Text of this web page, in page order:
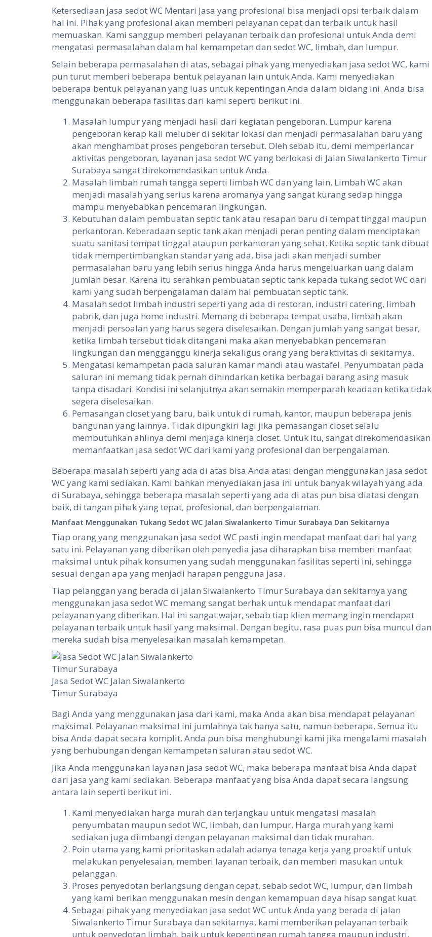
Ketersediaan jasa sedot WC Mentari Jasa yang profesional bisa menjadi opsi terbaik dalam
hal ini. Pihak yang profesional akan memberi pelayanan cepat dan terbaik untuk hasil
memuaskan. Kami sanggup memberi pelayanan terbaik dan profesional untuk Anda demi
mengatasi permasalahan dalam hal kemampetan dan sedot WC, limbah, dan lumpur.
Selain beberapa permasalahan di atas, sebagai pihak yang menyediakan jasa sedot WC, kami
pun turut memberi beberapa bentuk pelayanan lain untuk Anda. Kami menyediakan
beberapa bentuk pelayanan yang luas untuk kepentingan Anda dalam bidang ini. Anda bisa
menggunakan beberapa fasilitas dari kami seperti berikut ini.
Masalah lumpur yang menjadi hasil dari kegiatan pengeboran. Lumpur karena
pengeboran kerap kali meluber di sekitar lokasi dan menjadi permasalahan baru yang
akan menghambat proses pengeboran tersebut. Oleh sebab itu, demi memperlancar
aktivitas pengeboran, layanan jasa sedot WC yang berlokasi di Jalan Siwalankerto Timur
Surabaya sangat direkomendasikan untuk Anda.
Masalah limbah rumah tangga seperti limbah WC dan yang lain. Limbah WC akan
menjadi masalah yang serius karena aromanya yang sangat kurang sedap hingga
mampu menyebabkan pencemaran lingkungan.
Kebutuhan dalam pembuatan septic tank atau resapan baru di tempat tinggal maupun
perkantoran. Keberadaan septic tank akan menjadi peran penting dalam menciptakan
suatu sanitasi tempat tinggal ataupun perkantoran yang sehat. Ketika septic tank dibuat
tidak mempertimbangkan standar yang ada, bisa jadi akan menjadi sumber
permasalahan baru yang lebih serius hingga Anda harus mengeluarkan uang dalam
jumlah besar. Karena itu serahkan pembuatan septic tank kepada tukang sedot WC dari
kami yang sudah berpengalaman dalam hal pembuatan septic tank.
Masalah sedot limbah industri seperti yang ada di restoran, industri catering, limbah
pabrik, dan juga home industri. Memang di beberapa tempat usaha, limbah akan
menjadi persoalan yang harus segera diselesaikan. Dengan jumlah yang sangat besar,
ketika limbah tersebut tidak ditangani maka akan menyebabkan pencemaran
lingkungan dan mengganggu kinerja sekaligus orang yang beraktivitas di sekitarnya.
Mengatasi kemampetan pada saluran kamar mandi atau wastafel. Penyumbatan pada
saluran ini memang tidak pernah dihindarkan ketika berbagai barang asing masuk
tanpa disadari. Kondisi ini selanjutnya akan semakin memperparah keadaan ketika tidak
segera diselesaikan.
Pemasangan closet yang baru, baik untuk di rumah, kantor, maupun beberapa jenis
bangunan yang lainnya. Tidak dipungkiri lagi jika pemasangan closet selalu
membutuhkan ahlinya demi menjaga kinerja closet. Untuk itu, sangat direkomendasikan
memanfaatkan jasa sedot WC dari kami yang profesional dan berpengalaman.
Beberapa masalah seperti yang ada di atas bisa Anda atasi dengan menggunakan jasa sedot
WC yang kami sediakan. Kami bahkan menyediakan jasa ini untuk banyak wilayah yang ada
di Surabaya, sehingga beberapa masalah seperti yang ada di atas pun bisa diatasi dengan
baik, di tangan pihak yang tepat, profesional, dan berpengalaman.
Manfaat Menggunakan Tukang Sedot WC Jalan Siwalankerto Timur Surabaya Dan Sekitarnya
Tiap orang yang menggunakan jasa sedot WC pasti ingin mendapat manfaat dari hal yang
satu ini. Pelayanan yang diberikan oleh penyedia jasa diharapkan bisa memberi manfaat
maksimal untuk pihak konsumen yang sudah menggunakan fasilitas seperti ini, sehingga
sesuai dengan apa yang menjadi harapan pengguna jasa.
Tiap pelanggan yang berada di jalan Siwalankerto Timur Surabaya dan sekitarnya yang
menggunakan jasa sedot WC memang sangat berhak untuk mendapat manfaat dari
pelayanan yang diberikan. Hal ini sangat wajar, sebab tiap klien memang ingin mendapat
pelayanan terbaik untuk hasil yang maksimal. Dengan begitu, rasa puas pun bisa muncul dan
mereka sudah bisa menyelesaikan masalah kemampetan.
Jasa Sedot WC Jalan Siwalankerto
Timur Surabaya
Bagi Anda yang menggunakan jasa dari kami, maka Anda akan bisa mendapat pelayanan
maksimal. Pelayanan maksimal ini jumlahnya tak hanya satu, namun beberapa. Semua itu
bisa Anda dapat secara komplit. Anda pun bisa menghubungi kami jika mengalami masalah
yang berhubungan dengan kemampetan saluran atau sedot WC.
Jika Anda menggunakan layanan jasa sedot WC, maka beberapa manfaat bisa Anda dapat
dari jasa yang kami sediakan. Beberapa manfaat yang bisa Anda dapat secara langsung
antara lain seperti berikut ini.
Kami menyediakan harga murah dan terjangkau untuk mengatasi masalah
penyumbatan maupun sedot WC, limbah, dan lumpur. Harga murah yang kami
sediakan juga diimbangi dengan pelayanan maksimal dan tidak murahan.
Poin utama yang kami prioritaskan adalah adanya tenaga kerja yang proaktif untuk
melakukan penyelesaian, memberi layanan terbaik, dan memberi masukan untuk
pelanggan.
Proses penyedotan berlangsung dengan cepat, sebab sedot WC, lumpur, dan limbah
yang kami berikan menggunakan mesin dengan kemampuan daya hisap sangat kuat.
Sebagai pihak yang menyediakan jasa sedot WC untuk Anda yang berada di jalan
Siwalankerto Timur Surabaya dan sekitarnya, kami memberikan pelayanan terbaik
untuk penyedotan limbah, baik untuk kepentingan rumah tangga maupun industri.